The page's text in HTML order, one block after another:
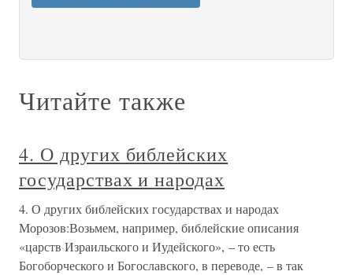
Читайте также
4. О других библейских
государствах и народах
4. О других библейских государствах и народах
Морозов:Возьмем, например, библейские описания
«царств Израильского и Иудейского», – то есть
Богоборческого и Богославского, в переводе, – в так